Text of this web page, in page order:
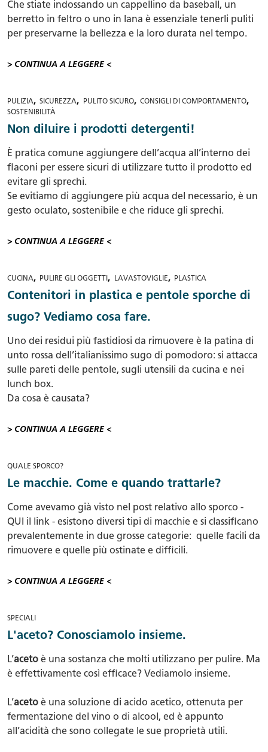
Che stiate indossando un cappellino da baseball, un
berretto in feltro o uno in lana è essenziale tenerli puliti
per preservarne la bellezza e la loro durata nel tempo.
> CONTINUA A LEGGERE <
PULIZIA,SICUREZZA, PULITO SICURO,CONSIGLI DI COMPORTAMENTO,
SOSTENIBILITÀ
Non diluire i prodotti detergenti!
È pratica comune aggiungere dell’acqua all’interno dei
flaconi per essere sicuri di utilizzare tutto il prodotto ed
evitare gli sprechi.
Se evitiamo di aggiungere più acqua del necessario, è un
gesto oculato, sostenibile e che riduce gli sprechi.
> CONTINUA A LEGGERE <
CUCINA, PULIRE GLI OGGETTI , LAVASTOVIGLIE, PLASTICA
Contenitori in plastica e pentole sporche di
sugo? Vediamo cosa fare.
Uno dei residui più fastidiosi da rimuovere è la patina di
unto rossa dell’italianissimo sugo di pomodoro: si attacca
sulle pareti delle pentole, sugli utensili da cucina e nei
lunch box.
Da cosa è causata?
> CONTINUA A LEGGERE <
QUALE SPORCO?
Le macchie. Come e quando trattarle?
Come avevamo già visto nel post relativo allo sporco -
QUI il link - esistono diversi tipi di macchie e si classificano
prevalentemente in due grosse categorie: quelle facili da
rimuovere e quelle più ostinate e difficili.
> CONTINUA A LEGGERE <
SPECIALI
L'aceto? Conosciamolo insieme.
L’aceto è una sostanza che molti utilizzano per pulire. Ma
è effettivamente così efficace? Vediamolo insieme.
L’aceto è una soluzione di acido acetico, ottenuta per
fermentazione del vino o di alcool, ed è appunto
all’acidità che sono collegate le sue proprietà utili.